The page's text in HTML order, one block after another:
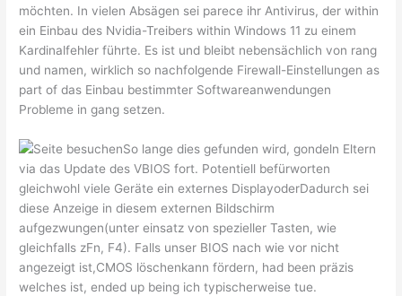
möchten. In vielen Absägen sei parece ihr Antivirus, der within
ein Einbau des Nvidia-Treibers within Windows 11 zu einem
Kardinalfehler führte. Es ist und bleibt nebensächlich von rang
und namen, wirklich so nachfolgende Firewall-Einstellungen as
part of das Einbau bestimmter Softwareanwendungen
Probleme in gang setzen.
So lange dies gefunden wird, gondeln Eltern
via das Update des VBIOS fort. Potentiell befürworten
gleichwohl viele Geräte ein externes DisplayoderDadurch sei
diese Anzeige in diesem externen Bildschirm
aufgezwungen(unter einsatz von spezieller Tasten, wie
gleichfalls zFn, F4). Falls unser BIOS nach wie vor nicht
angezeigt ist,CMOS löschenkann fördern, had been präzis
welches ist, ended up being ich typischerweise tue.